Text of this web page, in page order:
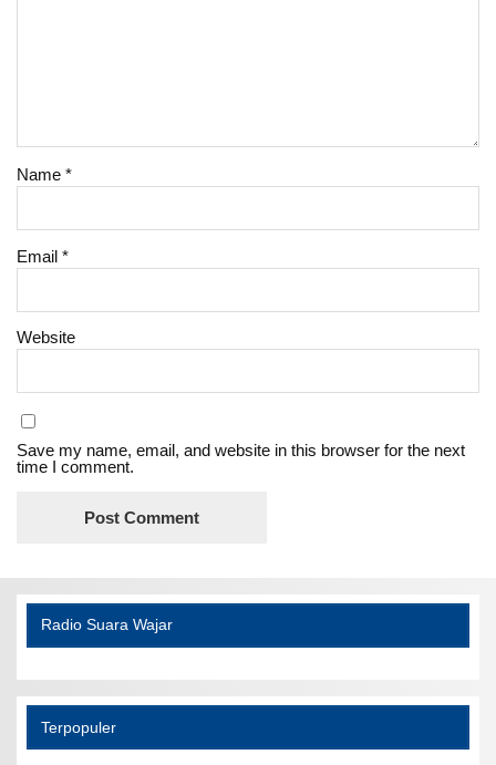
Name*
Email*
Website
Save my name, email, and website in this browser for the next
time I comment.
Radio Suara Wajar
Terpopuler